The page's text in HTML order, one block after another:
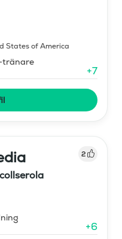
States of America
tränare
+7
2
+6